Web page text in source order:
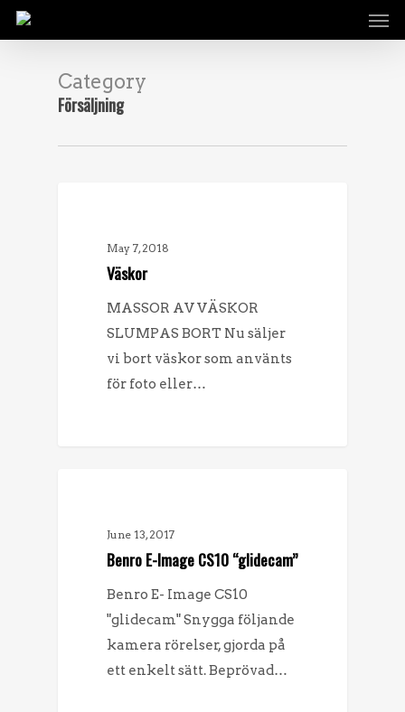
Skip
to
Category
Försäljning
May 7, 2018
Väskor
MASSOR AV VÄSKOR
SLUMPAS BORT Nu säljer
vi bort väskor som använts
för foto eller…
June 13, 2017
Benro E-Image CS10 “glidecam”
Benro E- Image CS10
"glidecam" Snygga följande
kamera rörelser, gjorda på
ett enkelt sätt. Beprövad…